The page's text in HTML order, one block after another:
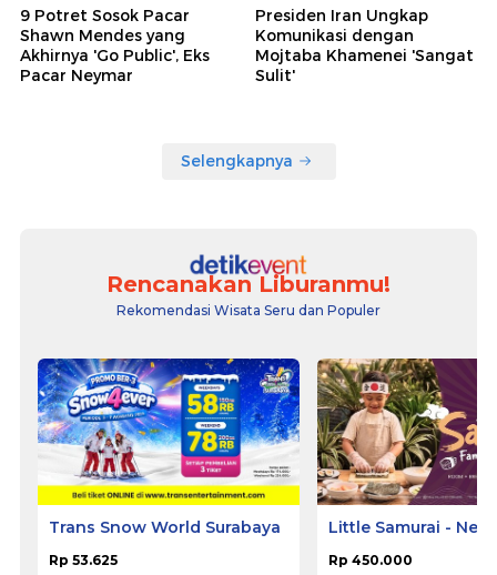
9 Potret Sosok Pacar
Shawn Mendes yang
Akhirnya 'Go Public', Eks
Pacar Neymar
Presiden Iran Ungkap
Komunikasi dengan
Mojtaba Khamenei 'Sangat
Sulit'
Selengkapnya
Rencanakan Liburanmu!
Rekomendasi Wisata Seru dan Populer
Trans Snow World Surabaya
Rp 53.625
Little Samurai -
Rp 450.000